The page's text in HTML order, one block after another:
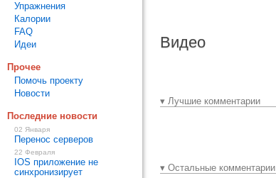
Видео
▾ Лучшие комментарии
▾ Остальные комментарии
Упражнения
Калории
FAQ
Идеи
Прочее
Помочь проекту
Новости
Последние новости
02 Января
Перенос серверов
22 Февраля
IOS приложение не
синхронизирует